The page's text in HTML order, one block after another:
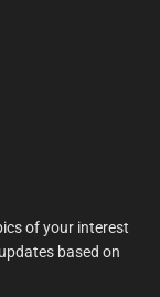
of your interest
based on